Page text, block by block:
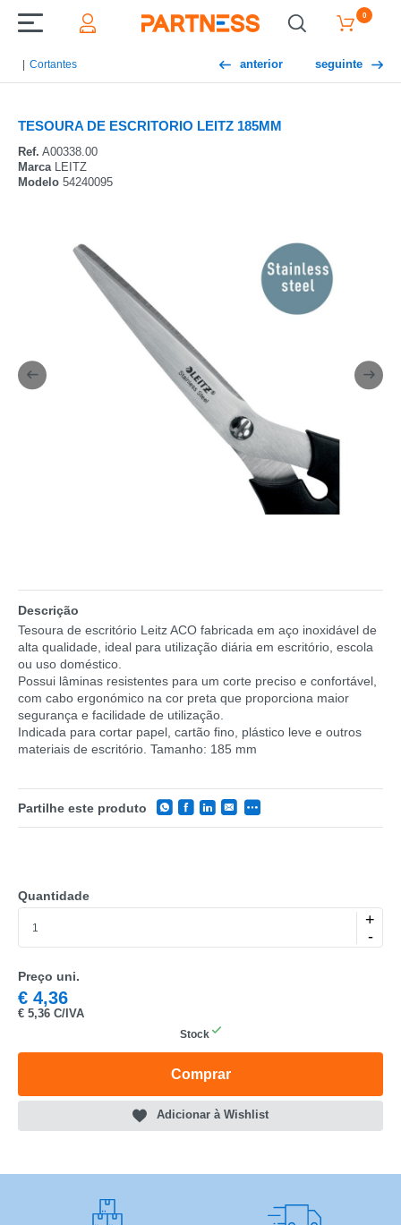
0
Cortantes anterior seguinte
TESOURA DE ESCRITORIO LEITZ 185MM
Ref. A00338.00
MarcaLEITZ
Modelo 54240095
Descrição
Tesoura de escritório Leitz ACO fabricada em aço inoxidável de
alta qualidade, ideal para utilização diária em escritório, escola
ou uso doméstico.
Possui lâminas resistentes para um corte preciso e confortável,
com cabo ergonómico na cor preta que proporciona maior
segurança e facilidade de utilização.
Indicada para cortar papel, cartão fino, plástico leve e outros
materiais de escritório. Tamanho: 185 mm
Partilhe este produto
Quantidade
+
-
Preço uni.
€ 4,36
€ 5,36 C/IVA
Stock
Comprar
Adicionar à Wishlist